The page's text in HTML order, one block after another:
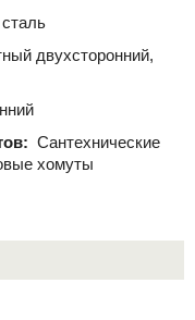
двухсторонний,
Сантехнические
хомуты